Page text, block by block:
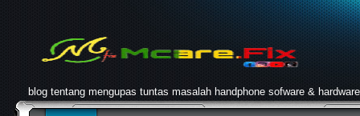
blog tentang mengupas tuntas masalah handphone sofware & hardware